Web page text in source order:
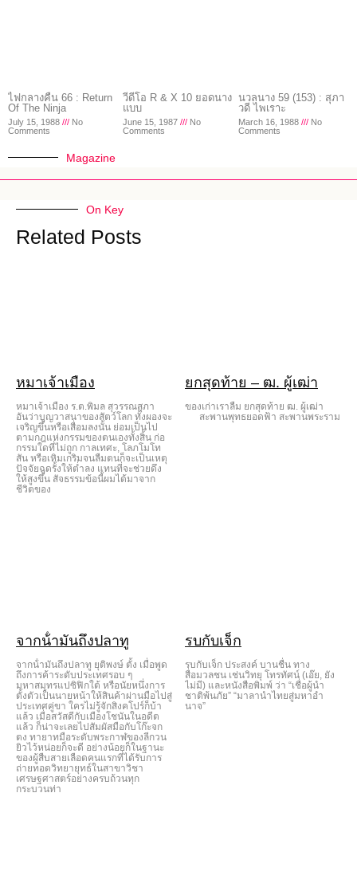
ไฟกลางคืน 66 : Return
Of The Ninja
July 15, 1988
No
Comments
วีดีโอ R & X 10 ยอดนาง
แบบ
June 15, 1987
No
Comments
นวลนาง 59 (153) : สุภา
วดี ไพเราะ
March 16, 1988
No
Comments
Magazine
On Key
Related Posts
หมาเจ้าเมือง
หมาเจ้าเมือง ร.ต.พิมล สุวรรณสุภา
อันว่าบุญวาสนาของสัตว์โลก ทั้งผองจะ
เจริญขึ้นหรือเสื่อมลงนั้น ย่อมเป็นไป
ตามกฎแห่งกรรมของตนเองทั้งสิ้น ก่อ
กรรมใดที่ไม่ถูก กาลเทศะ, โลภโมโท
สัน หรือเหิมเกริมจนลืมตนก็จะเป็นเหตุ
ปัจจัยฉุดรั้งให้ต่ำลง แทนที่จะช่วยดึง
ให้สูงขึ้น สัจธรรมข้อนี้ผมได้มาจาก
ชีวิตของ
ยกสุดท้าย – ฒ. ผู้เฒ่า
ของเก่าเราลืม ยกสุดท้าย ฒ. ผู้เฒ่า
สะพานพุทธยอดฟ้า สะพานพระราม
จากน้ํามันถึงปลาทู
จากน้ํามันถึงปลาทู ยุติพงษ์ ตั้ง เมื่อพูด
ถึงการค้าระดับประเทศรอบ ๆ
มหาสมุทรแปซิฟิกใต้ หรือนัยหนึ่งการ
ตั้งตัวเป็นนายหน้าให้สินค้าผ่านมือไปสู่
ประเทศคู่ขา ใครไม่รู้จักสิงคโปร์ก็บ้า
แล้ว เมื่อสวัสดีกับเมืองโชนันในอดีต
แล้ว ก็น่าจะเลยไปสัมผัสมือกับโก๊ะจก
ตง ทายาทมือระดับพระกาฬของลีกวน
ยิวไว้หน่อยก็จะดี อย่างน้อยก็ในฐานะ
ของผู้สืบสายเลือดคนแรกที่ได้รับการ
ถ่ายทอดวิทยายุทธ์ในสาขาวิชา
เศรษฐศาสตร์อย่างครบถ้วนทุก
กระบวนท่า
รบกับเจ็ก
รบกับเจ็ก ประสงค์ บานชื่น ทาง
สื่อมวลชน เช่นวิทยุ โทรทัศน์ (เอ๊ย, ยัง
ไม่มี) และหนังสือพิมพ์ ว่า “เชื่อผู้นํา
ชาติพ้นภัย” “มาลานําไทยสู่มหาอํา
นาจ”